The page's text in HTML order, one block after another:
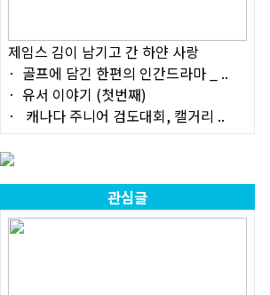
제임스 김이 남기고 간 하얀 사랑
골프에 담긴 한편의 인간드라마 _ ..
유서 이야기 (첫번째)
캐나다 주니어 검도대회, 캘거리 ..
관심글